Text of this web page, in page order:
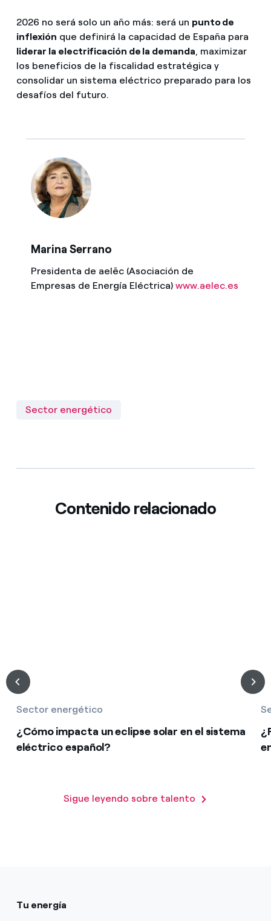
2026 no será solo un año más: será un punto de
inflexión que definirá la capacidad de España para
liderar la electrificación de la demanda, maximizar
los beneficios de la fiscalidad estratégica y
consolidar un sistema eléctrico preparado para los
desafíos del futuro.
Marina Serrano
Presidenta de aelēc (Asociación de
Empresas de Energía Eléctrica) www.aelec.es
Sector energético
Contenido relacionado
Sector energético
¿Cómo impacta un eclipse solar en el sistema
eléctrico español?
Sigue leyendo sobre talento
Tu energía